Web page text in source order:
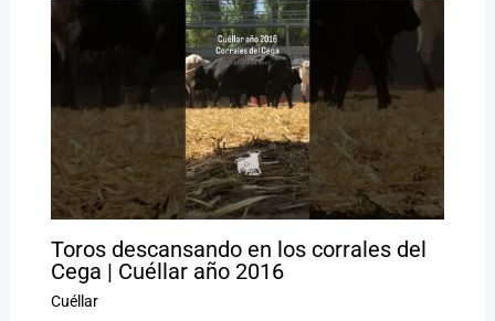
Toros descansando en los corrales del
Cega | Cuéllar año 2016
Cuéllar